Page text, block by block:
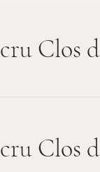
cru Clos
cru Clos